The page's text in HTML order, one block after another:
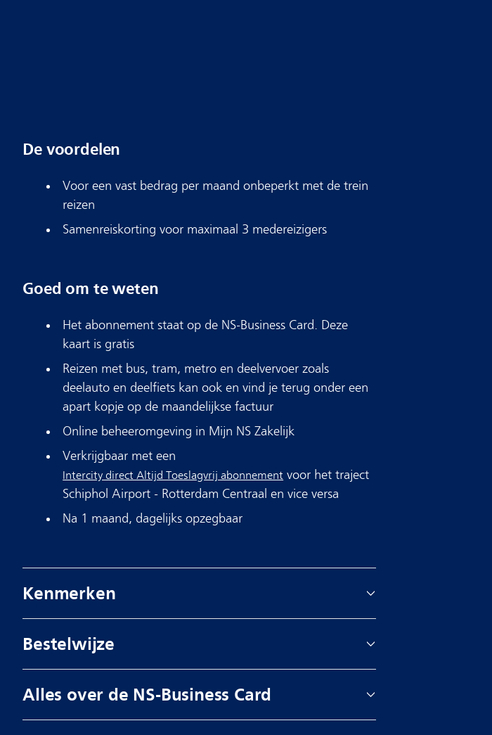
De voordelen
Voor een vast bedrag per maand onbeperkt met de trein
reizen
Samenreiskorting voor maximaal 3 medereizigers
Goed om te weten
Het abonnement staat op de NS-Business Card. Deze
kaart is gratis
Reizen met bus, tram, metro en deelvervoer zoals
deelauto en deelfiets kan ook en vind je terug onder een
apart kopje op de maandelijkse factuur
Online beheeromgeving in Mijn NS Zakelijk
Verkrijgbaar met een
Intercity direct Altijd Toeslagvrij abonnement voor het traject
Schiphol Airport - Rotterdam Centraal en vice versa
Na 1 maand, dagelijks opzegbaar
Kenmerken
Bestelwijze
Alles over de NS-Business Card